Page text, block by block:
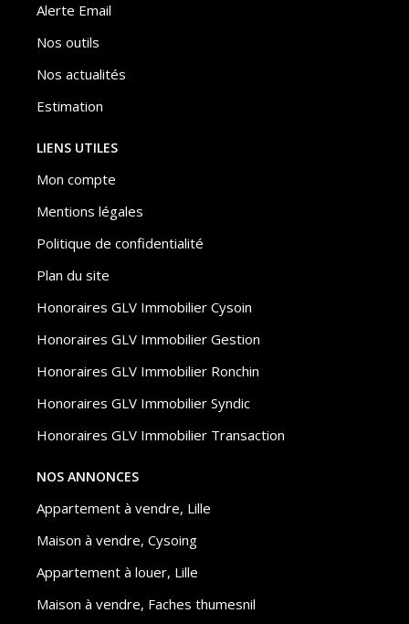
Alerte Email
Nos outils
Nos actualités
Estimation
LIENS UTILES
Mon compte
Mentions légales
Politique de confidentialité
Plan du site
Honoraires GLV Immobilier Cysoin
Honoraires GLV Immobilier Gestion
Honoraires GLV Immobilier Ronchin
Honoraires GLV Immobilier Syndic
Honoraires GLV Immobilier Transaction
NOS ANNONCES
Appartement à vendre, Lille
Maison à vendre, Cysoing
Appartement à louer, Lille
Maison à vendre, Faches thumesnil